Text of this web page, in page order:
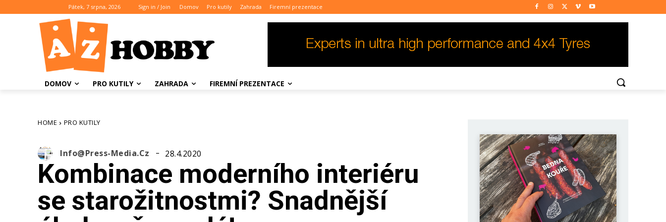
Pátek, 7 srpna, 2026 Sign in / Join Domov Pro kutily Zahrada Firemní prezentace
DOMOV PRO KUTILY ZAHRADA FIREMNÍ PREZENTACE
HOME PRO KUTILY
Info@press-Media.cz 28.4.2020
Kombinace moderního interiéru
se starožitnostmi? Snadnější